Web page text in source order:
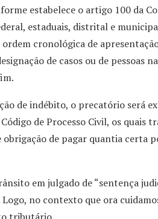
estabelece o artigo 100 da
estaduais, distrital e
cronológica de
de casos ou de pessoas
de indébito, o precatório será
de Processo Civil, os quais
de pagar quantia certa
em julgado de “sentença
no contexto que ora